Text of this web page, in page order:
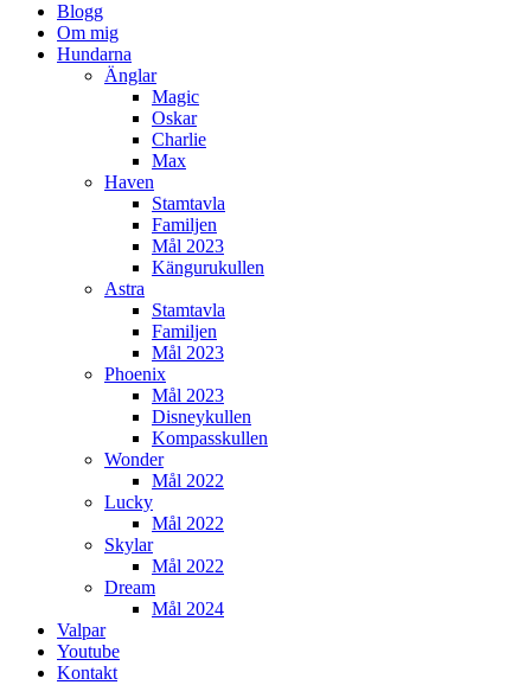
Blogg
Om mig
Hundarna
Änglar
Magic
Oskar
Charlie
Max
Haven
Stamtavla
Familjen
Mål 2023
Kängurukullen
Astra
Stamtavla
Familjen
Mål 2023
Phoenix
Mål 2023
Disneykullen
Kompasskullen
Wonder
Mål 2022
Lucky
Mål 2022
Skylar
Mål 2022
Dream
Mål 2024
Valpar
Youtube
Kontakt